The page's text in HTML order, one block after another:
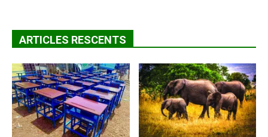
ARTICLES RESCENTS